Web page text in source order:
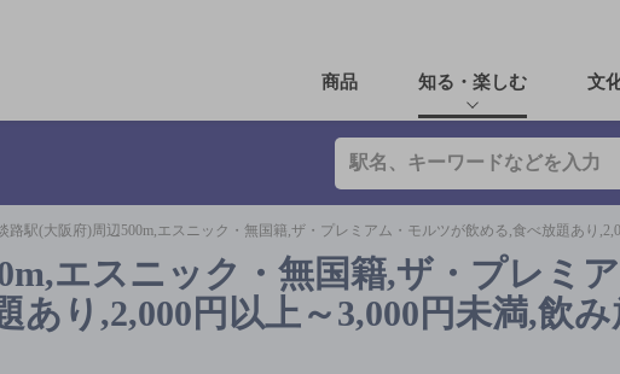
商品 知る・楽しむ 文
路駅(大阪府)周辺500m,エスニック・無国籍,ザ・プレミアム・モルツが飲める,食べ放題あり
エスニック・無国籍,ザ・プレミ
り,2,000円以上～3,000円未満,飲み